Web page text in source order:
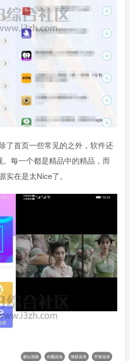
了首页一些常见的之外，软件还
每一个都是精品中的精品，而
实在是太Nice了。